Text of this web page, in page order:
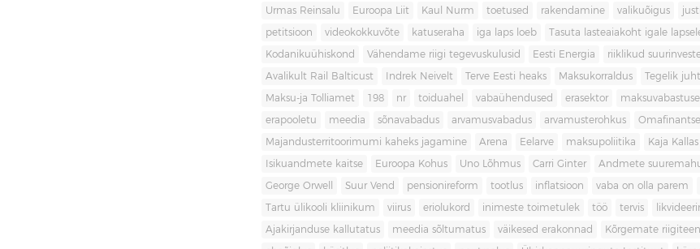
Urmas Reinsalu Euroopa Liit Kaul Nurm toetused rakendamine valikuõigus
petitsioon videokokkuvõte katuseraha iga laps loeb Tasuta lasteaiakoht igale
Kodanikuühiskond Vähendame riigi tegevuskulusid Eesti Energia riiklikud
Avalikult Rail Balticust Indrek Neivelt Terve Eesti heaks Maksukorraldus Tegelik juht
Maksu-ja Tolliamet 198 nr toiduahel vabaühendused erasektor
erapooletu meedia sõnavabadus arvamusvabadus arvamusterohkus
Majandusterritoorimumi kaheks jagamine Arena Eelarve maksupoliitika Kaja Kallas
Isikuandmete kaitse Euroopa Kohus Uno Lõhmus Carri Ginter Andmete
George Orwell Suur Vend pensionireform tootlus inflatsioon vaba on olla parem
Tartu ülikooli kliinikum viirus eriolukord inimeste toimetulek töö tervis
Ajakirjanduse kallutatus meedia sõltumatus väikesed erakonnad Kõrgemate